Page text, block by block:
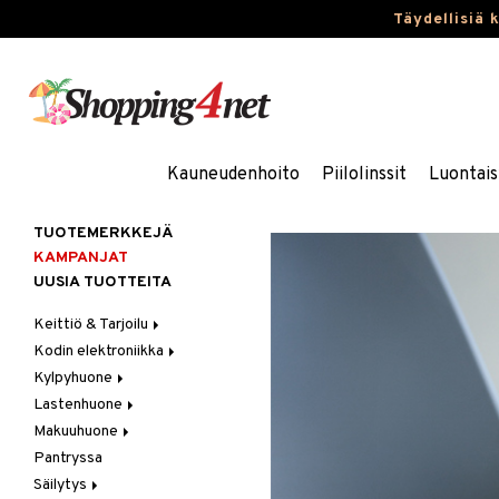
Täydellisiä
Kauneudenhoito Piilolinssit
TUOTEMERKKEJÄ
KAMPANJAT
UUSIA TUOTTEITA
Keittiö & Tarjoilu
Aterimet
Kannut & Karahvit
Keittiösäilytys
Keittiötekstiilit
Keittiövälineet
Kodinkoneet
Kodin elektroniikka
Ääni
Kylpyhuone
Kylpyhuoneen sisustus
Kylpyhuoneen tarvikkeita
Kylpyhuoneen tekstiilit
Lastenhuone
Kylpyhuoneen koristelu
Lasten huonekalut
Lasten lamput
Makuuhuone
Huovat & Saalit
Koristetyynyt
Pantryssa
Säilytys